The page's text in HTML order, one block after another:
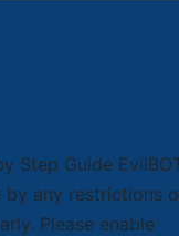
Step Guide
by any restrictions
Please enable